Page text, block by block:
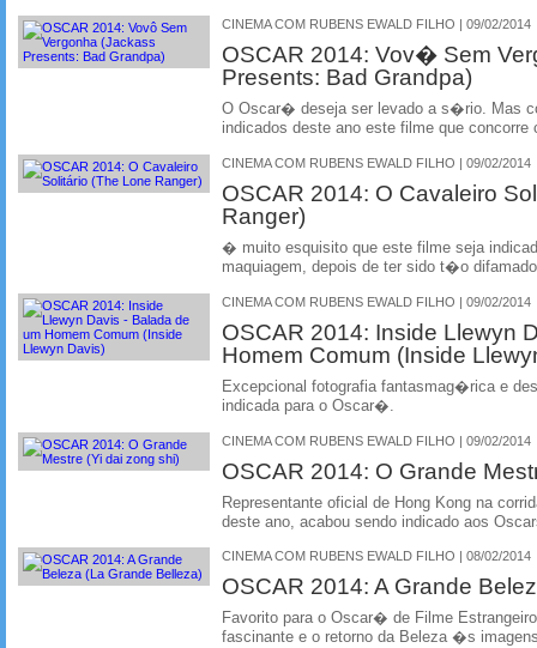
CINEMA COM RUBENS EWALD FILHO | 09/02/2014
OSCAR 2014: Vov� Sem
Presents: Bad Grandpa)
O Oscar� deseja ser levado a s�rio. Mas
indicados deste ano este filme que concorre
CINEMA COM RUBENS EWALD FILHO | 09/02/2014
OSCAR 2014: O Cavaleiro
Ranger)
� muito esquisito que este filme seja
maquiagem, depois de ter sido t�o
CINEMA COM RUBENS EWALD FILHO | 09/02/2014
OSCAR 2014: Inside Llewyn
Homem Comum (Inside
Excepcional fotografia fantasmag�rica e
indicada para o Oscar�.
CINEMA COM RUBENS EWALD FILHO | 09/02/2014
OSCAR 2014: O Grande
Representante oficial de Hong Kong na
deste ano, acabou sendo indicado aos
CINEMA COM RUBENS EWALD FILHO | 08/02/2014
OSCAR 2014: A Grande
Favorito para o Oscar� de Filme
fascinante e o retorno da Beleza �s